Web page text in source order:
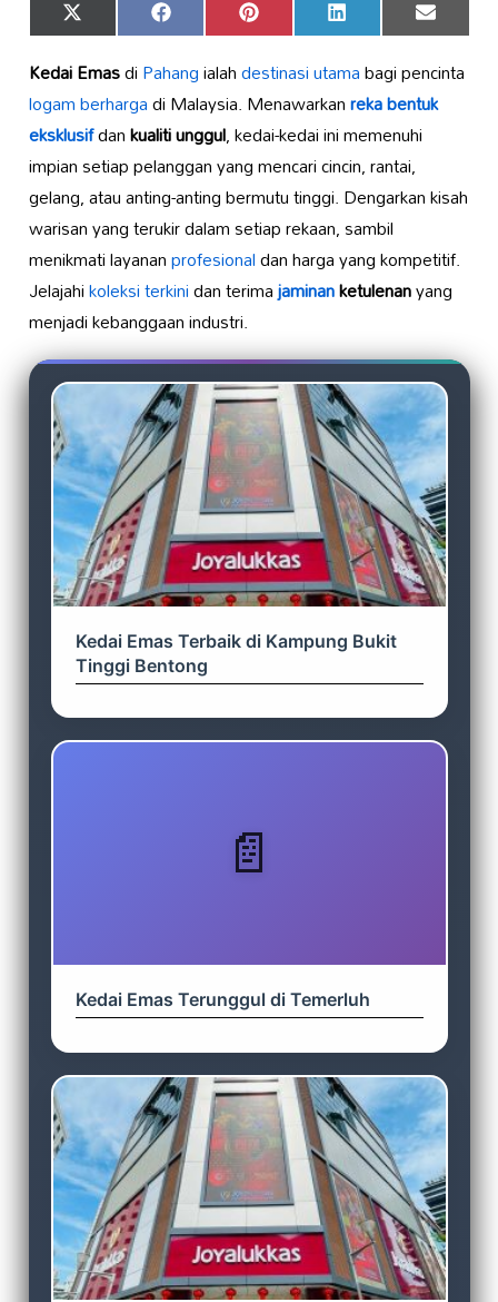
Share
on
X
(Twitter)
Share
on
Facebook Share
on
Pinterest Share
on
LinkedIn Share
on
Email
Kedai EmasdiPahangialahdestinasi utamabagi pencinta
logam berhargadi Malaysia. Menawarkanreka bentuk
eksklusifdankualiti unggul, kedai-kedai ini memenuhi
impian setiap pelanggan yang mencari cincin, rantai,
gelang, atau anting-anting bermutu tinggi. Dengarkan kisah
warisan yang terukir dalam setiap rekaan, sambil
menikmati layananprofesionaldan harga yang kompetitif.
Jelajahikoleksi terkinidan terimajaminanketulenanyang
menjadi kebanggaan industri.
Kedai Emas Terbaik di Kampung Bukit
Tinggi Bentong
Kedai Emas Terunggul di Temerluh